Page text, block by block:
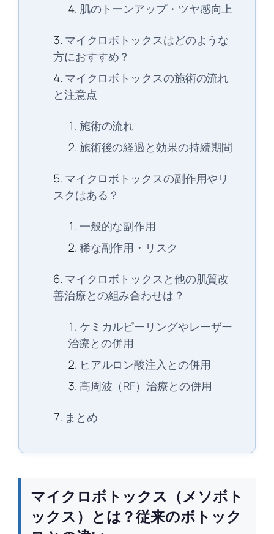
肌のトーンアップ・ツヤ感向上
マイクロボトックスはどのような
方におすすめ？
マイクロボトックスの施術の流れ
と注意点
施術の流れ
施術後の経過と効果の持続期間
マイクロボトックスの副作用やリ
スクはある？
一般的な副作用
稀な副作用・リスク
マイクロボトックスと他の肌質改
善治療との組み合わせは？
ケミカルピーリングやレーザー
治療との併用
ヒアルロン酸注入との併用
高周波（RF）治療との併用
まとめ
マイクロボトックス（メソボト
ックス）とは？従来のボトック